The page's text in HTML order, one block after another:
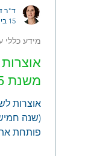
משנת 2025
(שנה
מידע כללי
ד"ר
15 בינו׳